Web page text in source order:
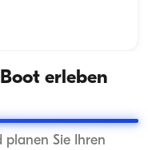
erleben
planen Sie Ihren